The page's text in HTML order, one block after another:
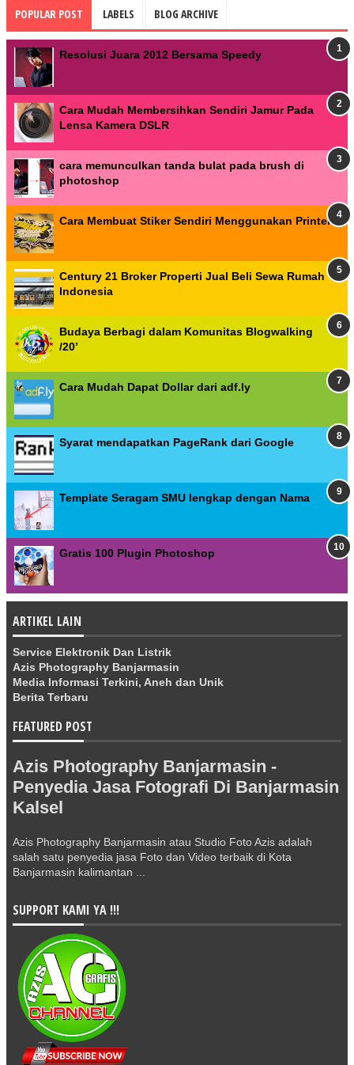
POPULAR POST LABELS BLOG ARCHIVE
Resolusi Juara 2012 Bersama Speedy
Cara Mudah Membersihkan Sendiri Jamur Pada
Lensa Kamera DSLR
cara memunculkan tanda bulat pada brush di
photoshop
Cara Membuat Stiker Sendiri Menggunakan Printer
Century 21 Broker Properti Jual Beli Sewa Rumah
Indonesia
Budaya Berbagi dalam Komunitas Blogwalking
/20’
Cara Mudah Dapat Dollar dari adf.ly
Syarat mendapatkan PageRank dari Google
Template Seragam SMU lengkap dengan Nama
Gratis 100 Plugin Photoshop
ARTIKEL LAIN
Service Elektronik Dan Listrik
Azis Photography Banjarmasin
Media Informasi Terkini, Aneh dan Unik
Berita Terbaru
FEATURED POST
Azis Photography Banjarmasin -
Penyedia Jasa Fotografi Di Banjarmasin
Kalsel
Azis Photography Banjarmasin atau Studio Foto Azis adalah
salah satu penyedia jasa Foto dan Video terbaik di Kota
Banjarmasin kalimantan ...
SUPPORT KAMI YA !!!